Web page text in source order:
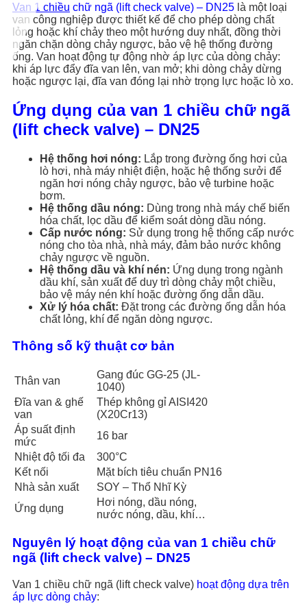
Van 1 chiều chữ ngã (lift check valve) – DN25 là một loại
van công nghiệp được thiết kế để cho phép dòng chất
lỏng hoặc khí chảy theo một hướng duy nhất, đồng thời
ngăn chặn dòng chảy ngược, bảo vệ hệ thống đường
ống. Van hoạt động tự động nhờ áp lực của dòng chảy:
khi áp lực đẩy đĩa van lên, van mở; khi dòng chảy dừng
hoặc ngược lại, đĩa van đóng lại nhờ trọng lực hoặc lò xo.
Ứng dụng của van 1 chiều chữ ngã
(lift check valve) – DN25
Hệ thống hơi nóng: Lắp trong đường ống hơi của
lò hơi, nhà máy nhiệt điện, hoặc hệ thống sưởi để
ngăn hơi nóng chảy ngược, bảo vệ turbine hoặc
bơm.
Hệ thống dầu nóng: Dùng trong nhà máy chế biến
hóa chất, lọc dầu để kiểm soát dòng dầu nóng.
Cấp nước nóng: Sử dụng trong hệ thống cấp nước
nóng cho tòa nhà, nhà máy, đảm bảo nước không
chảy ngược về nguồn.
Hệ thống dầu và khí nén: Ứng dụng trong ngành
dầu khí, sản xuất để duy trì dòng chảy một chiều,
bảo vệ máy nén khí hoặc đường ống dẫn dầu.
Xử lý hóa chất: Đặt trong các đường ống dẫn hóa
chất lỏng, khí để ngăn dòng ngược.
Thông số kỹ thuật cơ bản
Thân van
Gang đúc GG-25 (JL-
1040)
Đĩa van & ghế
van
Thép không gỉ AISI420
(X20Cr13)
Áp suất định
mức
16 bar
Nhiệt độ tối đa
300°C
Kết nối
Mặt bích tiêu chuẩn PN16
Nhà sản xuất
SOY – Thổ Nhĩ Kỳ
Ứng dụng
Hơi nóng, dầu nóng,
nước nóng, dầu, khí…
Nguyên lý hoạt động của van 1 chiều chữ
ngã (lift check valve) – DN25
Van 1 chiều chữ ngã (lift check valve) hoạt động dựa trên
áp lực dòng chảy: